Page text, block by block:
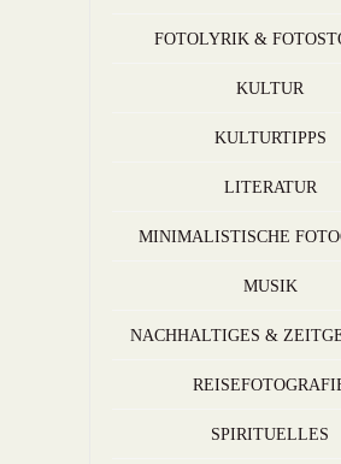
FOTOLYRIK &
KULTUR
KULTURTIPPS
LITERATUR
MINIMALISTISCHE
MUSIK
NACHHALTIGES &
SPIRITUELLES